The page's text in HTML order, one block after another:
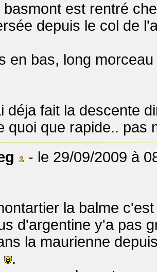
basmont est rentré
depuis le col de
en bas, long
déja fait la descente
quoi que rapide.. pas
- le 29/09/2009 à
la balme
d'argentine y'a pas
la maurienne
.